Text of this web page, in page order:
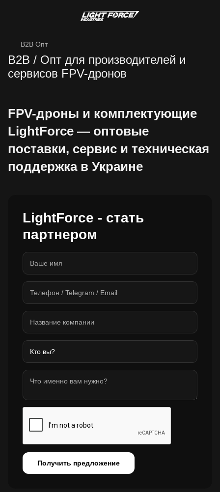
B2B Опт
B2B / Опт для производителей и
сервисов FPV-дронов
FPV-дроны и комплектующие
LightForce — оптовые
поставки, сервис и техническая
поддержка в Украине
LightForce - стать
партнером
Получить предложение